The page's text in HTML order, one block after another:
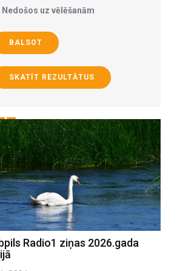
Nedošos uz vēlēšanām
BALSOT
SKATĪT REZULTĀTUS
Radio1 ziņas 2026.gada